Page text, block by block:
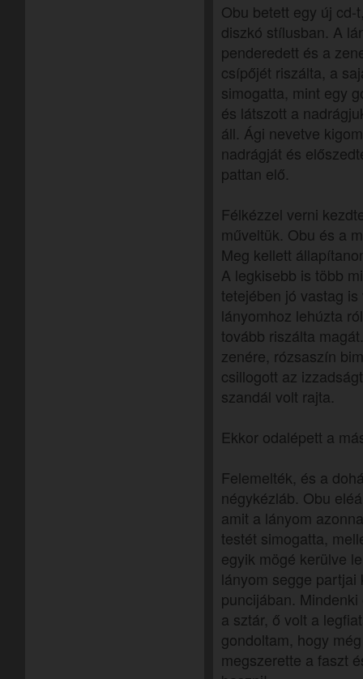
Obu betett egy új
diszkó stílusban. A
penderedett és a
csípőjét riszálta, a
simogatta, mint egy
és látszott a
áll. Ági nevetve
nadrágját és
pattan elő.
Félkézzel verni
műveltük. Obu és a
Meg kellett
A legkisebb is több
tetejében jó vastag
lányomhoz lehúzta
tovább riszálta
zenére, rózsaszín
csillogott az
szandál volt rajta.
Ekkor odalépett a
Felemelték, és a
négykézláb. Obu
amit a lányom
testét simogatta,
egyik mögé kerülve
lányom segge
puncijában.
a sztár, ő volt a
gondoltam, hogy
megszerette a faszt